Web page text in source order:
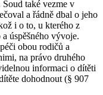
také vezme v
a řádně dbal o jeho
i o to, u kterého z
úspěšného vývoje.
obou rodičů a
na právo druhého
informaci o dítěti
dohodnout (§ 907